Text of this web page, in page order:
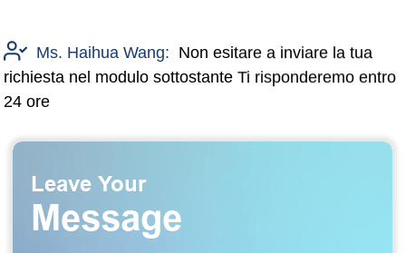
Ms. Haihua Wang: Non esitare a inviare la tua
richiesta nel modulo sottostante Ti risponderemo entro
24 ore